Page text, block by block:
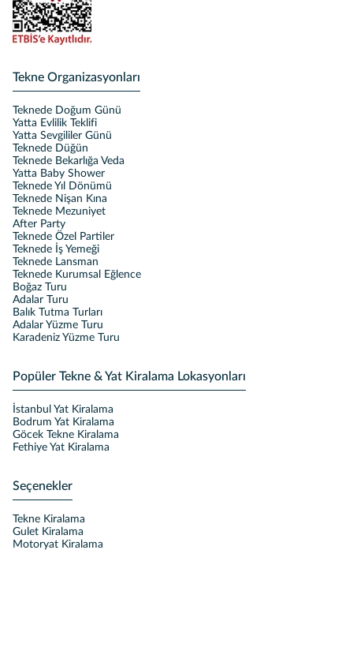
Tekne Organizasyonları
Teknede Doğum Günü
Yatta Evlilik Teklifi
Yatta Sevgililer Günü
Teknede Düğün
Teknede Bekarlığa Veda
Yatta Baby Shower
Teknede Yıl Dönümü
Teknede Nişan Kına
Teknede Mezuniyet
After Party
Teknede Özel Partiler
Teknede İş Yemeği
Teknede Lansman
Teknede Kurumsal Eğlence
Boğaz Turu
Adalar Turu
Balık Tutma Turları
Adalar Yüzme Turu
Karadeniz Yüzme Turu
Popüler Tekne & Yat Kiralama Lokasyonları
İstanbul Yat Kiralama
Bodrum Yat Kiralama
Göcek Tekne Kiralama
Fethiye Yat Kiralama
Seçenekler
Tekne Kiralama
Gulet Kiralama
Motoryat Kiralama